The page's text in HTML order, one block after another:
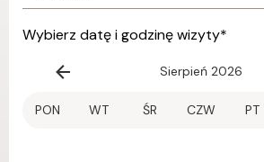
Wybierz datę i godzinę wizyty*
Sierpień 2026
PON WT ŚR CZW PT